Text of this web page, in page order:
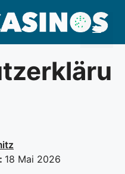
Menü
18 Mai 2026